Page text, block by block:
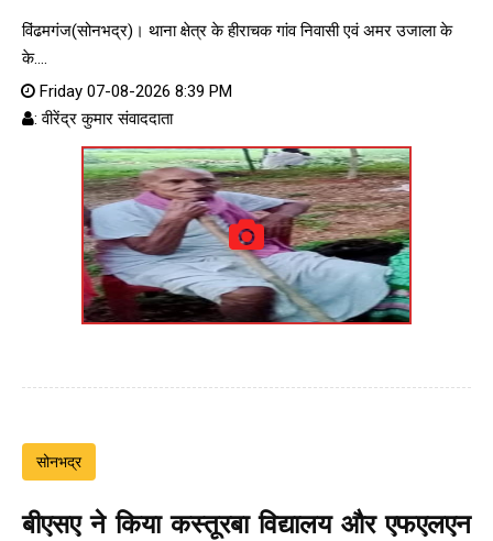
विंढमगंज(सोनभद्र)। थाना क्षेत्र के हीराचक गांव निवासी एवं अमर उजाला के
के....
Friday 07-08-2026 8:39 PM
: वीरेंद्र कुमार संवाददाता
सोनभद्र
बीएसए ने किया कस्तूरबा विद्यालय और एफएलएन